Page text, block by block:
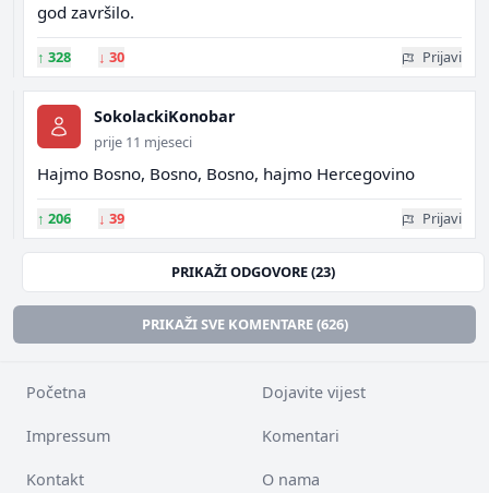
god završilo.
↑ 328 ↓ 30 Prijavi
SokolackiKonobar
prije 11 mjeseci
Hajmo Bosno, Bosno, Bosno, hajmo Hercegovino
↑ 206 ↓ 39 Prijavi
PRIKAŽI ODGOVORE (23)
PRIKAŽI SVE KOMENTARE (626)
Početna Dojavite vijest
Impressum Komentari
Kontakt O nama